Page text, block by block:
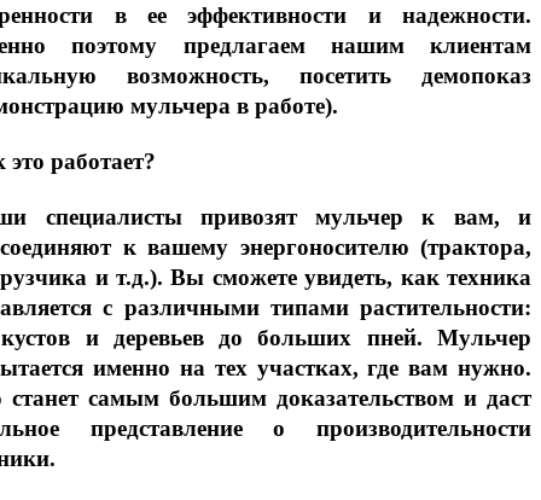
в ее эффективности и надежности.
поэтому предлагаем нашим клиентам
возможность, посетить демопоказ
мульчера в работе).
это работает?
специалисты привозят мульчер к вам, и
к вашему энергоносителю (трактора,
и т.д.). Вы сможете увидеть, как техника
с различными типами растительности:
и деревьев до больших пней. Мульчер
именно на тех участках, где вам нужно.
станет самым большим доказательством и даст
представление о производительности